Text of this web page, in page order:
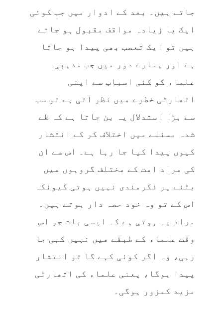
جاتے ہیں۔ بعد کے ادوار میں جب کوئی
ایک یا زیادہ مواقف مقبول ہو جاتے
ہیں تو ایک تعصب بھی پیدا ہو جاتا
ہے اور ہمارے دور میں جب مذہبی
علماء کو کئی اسباب سے اپنی
اتھارٹی خطرے میں نظر آتی ہے تو سب
سے بڑا استدلال یہ بن جاتا ہے کہ طے
شدہ مسئلے میں اختلاف کر کے انتشار
کیوں پیدا کیا جا رہا ہے۔ اس سے ان
کی مراد امت کے مختلف گروہوں میں
بٹنے پر فکرمندی نہیں ہوتی کیونکہ
اس کے تو وہ خود حصہ دار ہوتے ہیں۔
مراد یہ ہوتی ہے کہ ایسی بات جو اس
وقت علماء کے طبقے میں نہیں کہی جا
رہی، وہ اگر کوئی کہے گا تو انتشار
پیدا ہوگا، یعنی علماء کی اتھارٹی
مزید کمزور ہوگی۔